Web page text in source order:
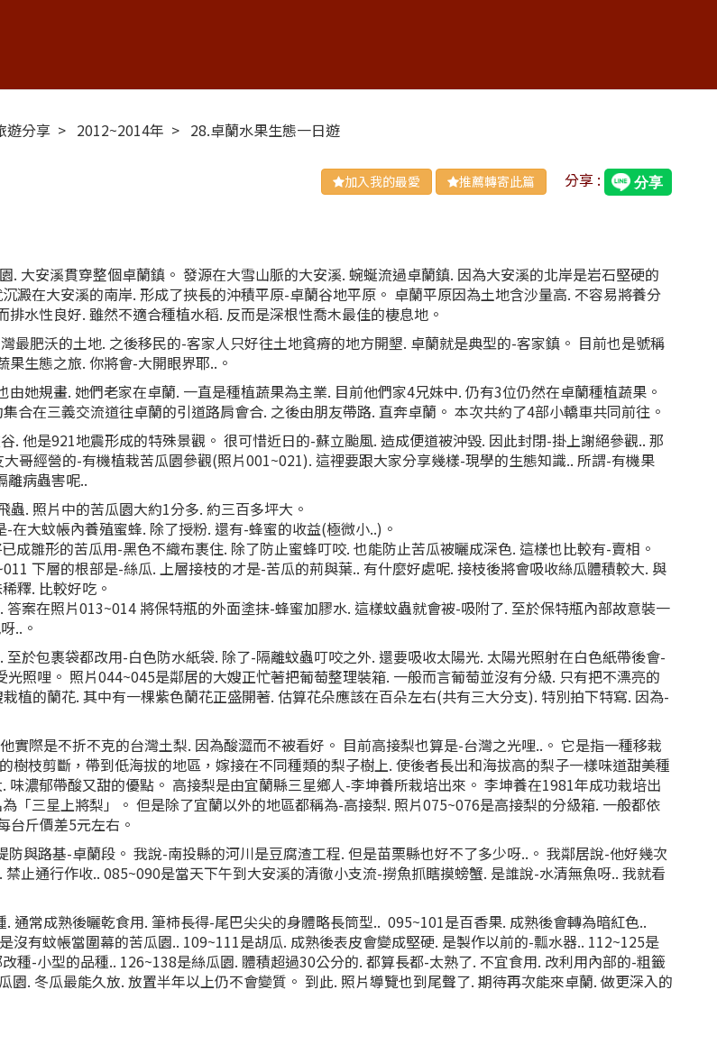
遊分享 2012~2014年 28.卓蘭水果生態一日遊
加入我的最愛 推薦轉寄此篇 分享 :
. 大安溪貫穿整個卓蘭鎮。 發源在大雪山脈的大安溪. 蜿蜒流過卓蘭鎮. 因為大安溪的北岸是岩石堅硬的
澱在大安溪的南岸. 形成了挾長的沖積平原-卓蘭谷地平原。 卓蘭平原因為土地含沙量高. 不容易將養分
水性良好. 雖然不適合種植水稻. 反而是深根性喬木最佳的棲息地。
最肥沃的土地. 之後移民的-客家人只好往土地貧瘠的地方開墾. 卓蘭就是典型的-客家鎮。 目前也是號稱
生態之旅. 你將會-大開眼界耶..。
她規畫. 她們老家在卓蘭. 一直是種植蔬果為主業. 目前他們家4兄妹中. 仍有3位仍然在卓蘭種植蔬果。
合在三義交流道往卓蘭的引道路肩會合. 之後由朋友帶路. 直奔卓蘭。 本次共約了4部小轎車共同前往。
. 他是921地震形成的特殊景觀。 很可惜近日的-蘇立颱風. 造成便道被沖毀. 因此封閉-掛上謝絕參觀.. 那
哥經營的-有機植栽苦瓜園參觀(照片001~021). 這裡要跟大家分享幾樣-現學的生態知識.. 所謂-有機果
離病蟲害呢..
. 照片中的苦瓜園大約1分多. 約三百多坪大。
在大蚊帳內養殖蜜蜂. 除了授粉. 還有-蜂蜜的收益(極微小..)。
成雛形的苦瓜用-黑色不織布裹住. 除了防止蜜蜂叮咬. 也能防止苦瓜被曬成深色. 這樣也比較有-賣相。
下層的根部是-絲瓜. 上層接枝的才是-苦瓜的荊與葉.. 有什麼好處呢. 接枝後將會吸收絲瓜體積較大. 與
釋. 比較好吃。
案在照片013~014 將保特瓶的外面塗抹-蜂蜜加膠水. 這樣蚊蟲就會被-吸附了. 至於保特瓶內部故意裝一
..。
於包裹袋都改用-白色防水紙袋. 除了-隔離蚊蟲叮咬之外. 還要吸收太陽光. 太陽光照射在白色紙帶後會-
照哩。 照片044~045是鄰居的大嫂正忙著把葡萄整理裝箱. 一般而言葡萄並沒有分級. 只有把不漂亮的
植的蘭花. 其中有一棵紫色蘭花正盛開著. 估算花朵應該在百朵左右(共有三大分支). 特別拍下特寫. 因為-
實際是不折不克的台灣土梨. 因為酸澀而不被看好。 目前高接梨也算是-台灣之光哩..。 它是指一種移栽
樹枝剪斷，帶到低海拔的地區，嫁接在不同種類的梨子樹上. 使後者長出和海拔高的梨子一樣味道甜美種
味濃郁帶酸又甜的優點。 高接梨是由宜蘭縣三星鄉人-李坤養所栽培出來。 李坤養在1981年成功栽培出
「三星上將梨」。 但是除了宜蘭以外的地區都稱為-高接梨. 照片075~076是高接梨的分級箱. 一般都依
台斤價差5元左右。
與路基-卓蘭段。 我說-南投縣的河川是豆腐渣工程. 但是苗栗縣也好不了多少呀..。 我鄰居說-他好幾次
止通行作收.. 085~090是當天下午到大安溪的清徹小支流-撈魚抓瞎摸螃蟹. 是誰說-水清無魚呀.. 我就看
通常成熟後曬乾食用. 筆柿長得-尾巴尖尖的身體略長筒型.. 095~101是百香果. 成熟後會轉為暗紅色..
沒有蚊帳當圍幕的苦瓜園.. 109~111是胡瓜. 成熟後表皮會變成堅硬. 是製作以前的-瓢水器.. 112~125是
種-小型的品種.. 126~138是絲瓜園. 體積超過30公分的. 都算長都-太熟了. 不宜食用. 改利用內部的-粗籤
園. 冬瓜最能久放. 放置半年以上仍不會變質。 到此. 照片導覽也到尾聲了. 期待再次能來卓蘭. 做更深入的